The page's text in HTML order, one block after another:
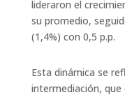
lideraron el
su promedio,
(1,4%) con 0,5 p.p.
Esta dinámica se
intermediación, que